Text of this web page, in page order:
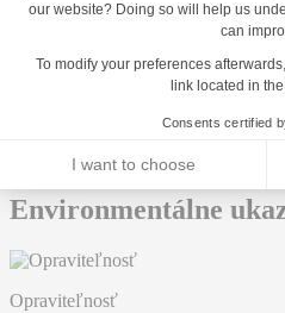
Počet montážnych technikov: 3
Objem betónu:
1,50
Hmotnosť najťažšieho prvku:
Environmentálne
Opraviteľnosť